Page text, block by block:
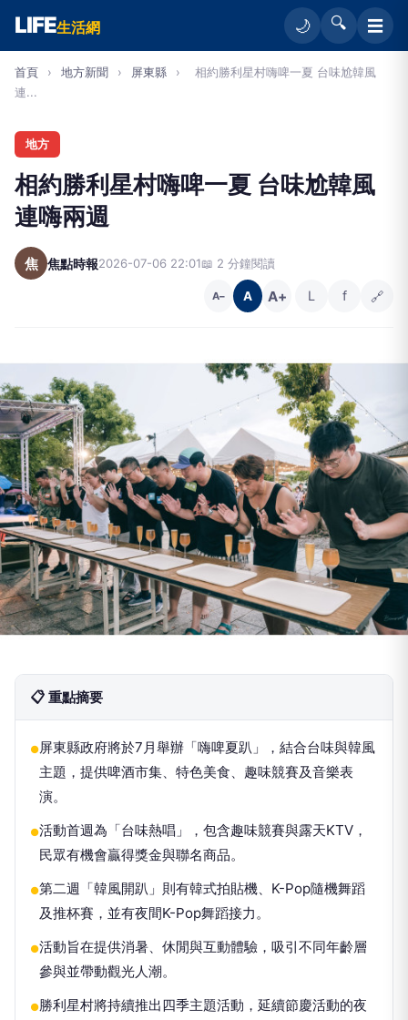
LIFE生活網 🌙 🔍 ☰
首頁 › 地方新聞 › 屏東縣 ›
相約勝利星村嗨啤一夏 台味尬韓風
連...
地方
相約勝利星村嗨啤一夏 台味尬韓風
連嗨兩週
焦 焦點時報2026-07-06 22:01📖 2 分鐘閱讀
A− A A+ L f 🔗
📋 重點摘要
●屏東縣政府將於7月舉辦「嗨啤夏趴」，結合台味與韓風
主題，提供啤酒市集、特色美食、趣味競賽及音樂表
演。
●活動首週為「台味熱唱」，包含趣味競賽與露天KTV，
民眾有機會贏得獎金與聯名商品。
●第二週「韓風開趴」則有韓式拍貼機、K-Pop隨機舞蹈
及推杯賽，並有夜間K-Pop舞蹈接力。
●活動旨在提供消暑、休閒與互動體驗，吸引不同年齡層
參與並帶動觀光人潮。
●勝利星村將持續推出四季主題活動，延續節慶活動的夜